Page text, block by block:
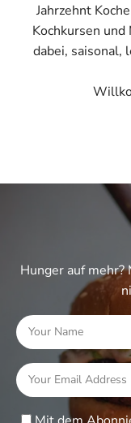
Jahrzehnt
Kochkursen
dabei, saisonal,
Hunger auf